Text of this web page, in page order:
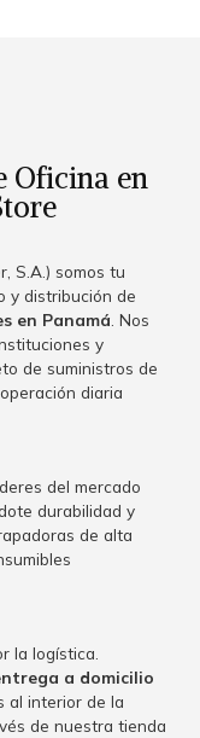
Oficina en
S.A.) somos tu
y distribución de
en Panamá . Nos
y
de suministros de
diaria
del mercado
durabilidad y
de alta
la logística.
a domicilio
al interior de la
de nuestra tienda